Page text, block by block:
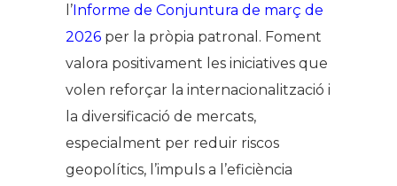
l’Informe de Conjuntura de març de
2026 per la pròpia patronal. Foment
valora positivament les iniciatives que
volen reforçar la internacionalització i
la diversificació de mercats,
especialment per reduir riscos
geopolítics, l’impuls a l’eficiència